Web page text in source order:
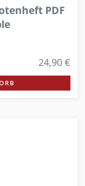
PDF
24,90 €